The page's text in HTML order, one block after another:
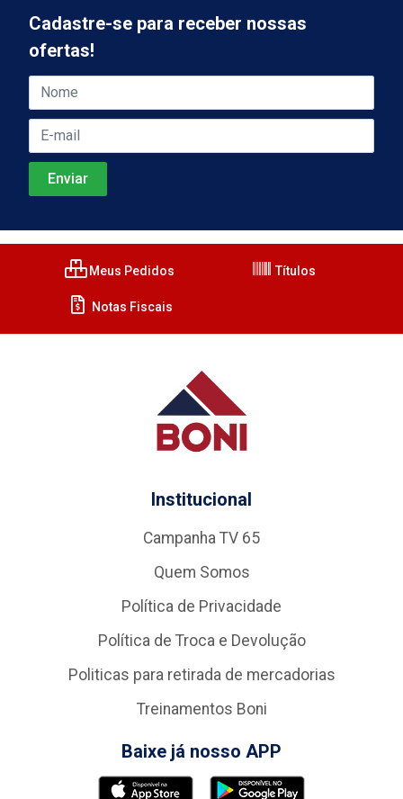
Cadastre-se para receber nossas
ofertas!
Meus Pedidos Títulos
Notas Fiscais
Institucional
Campanha TV 65
Quem Somos
Política de Privacidade
Política de Troca e Devolução
Politicas para retirada de mercadorias
Treinamentos Boni
Baixe já nosso APP